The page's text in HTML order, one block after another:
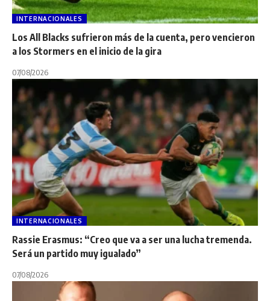
INTERNACIONALES
Los All Blacks sufrieron más de la cuenta, pero vencieron
a los Stormers en el inicio de la gira
07/08/2026
INTERNACIONALES
Rassie Erasmus: “Creo que va a ser una lucha tremenda.
Será un partido muy igualado”
07/08/2026